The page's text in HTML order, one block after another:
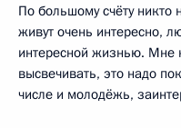
По большому счёту никто
живут очень интересно,
интересной жизнью. Мне
высвечивать, это надо
числе и молодёжь,